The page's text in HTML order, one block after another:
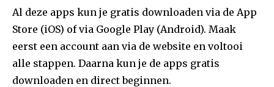
Al deze apps kun je gratis downloaden via de App
Store (iOS) of via Google Play (Android). Maak
eerst een account aan via de website en voltooi
alle stappen. Daarna kun je de apps gratis
downloaden en direct beginnen.